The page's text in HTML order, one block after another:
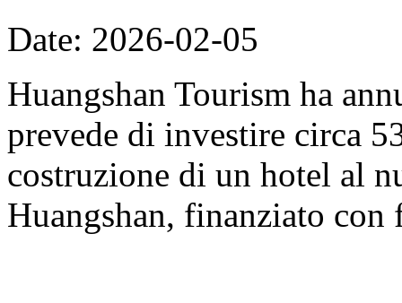
Date: 2026-02-05
Huangshan Tourism ha
prevede di investire circa
costruzione di un hotel al
Huangshan, finanziato